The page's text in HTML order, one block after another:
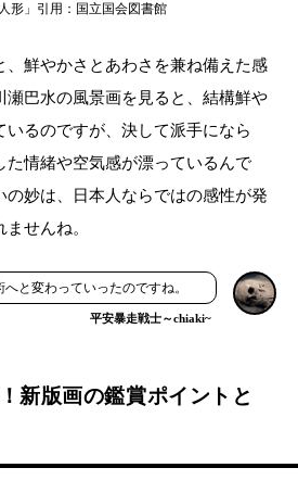
形」引用：国立国会図書館
、鮮やかさとあわさを兼ね備えた感
瀬巴水の風景画を見ると、結構鮮や
るのですが、決して派手になら
た情緒や空気感が漂っているんで
の妙は、日本人ならではの感性が発
せんね。
と変わっていったのですね。
平安暴走戦士～chiaki~
新版画の鑑賞ポイントと